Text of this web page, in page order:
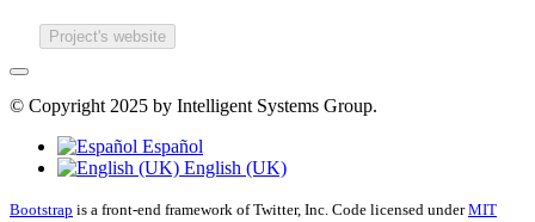
Project's website
© Copyright 2025 by Intelligent Systems Group.
Español
English (UK)
Bootstrap is a front-end framework of Twitter, Inc. Code licensed underMIT